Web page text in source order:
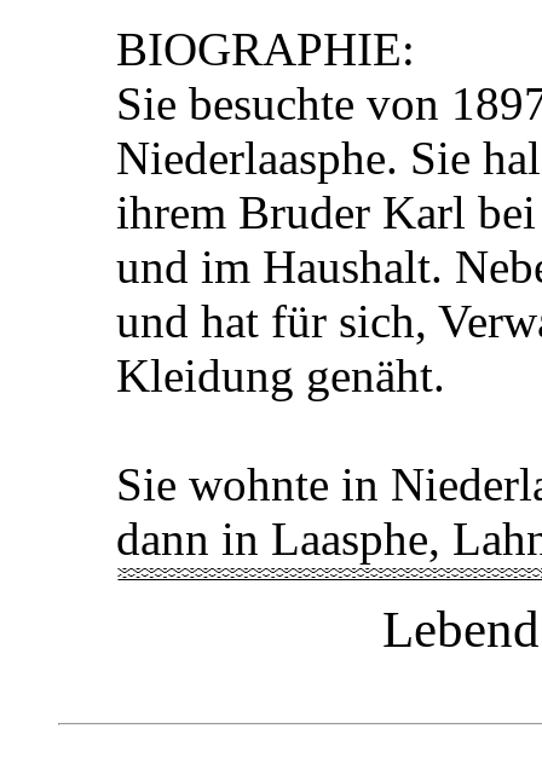
BIOGRAPHIE:
Sie besuchte von
Niederlaasphe. Sie
ihrem Bruder Karl
und im Haushalt.
und hat für sich,
Kleidung genäht.
Sie wohnte in
dann in Laasphe,